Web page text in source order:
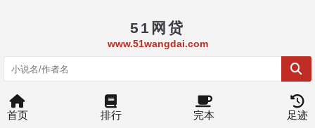
51网贷
www.51wangdai.com
首页 排行 完本 足迹